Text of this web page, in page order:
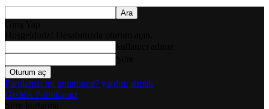
Parolanızı mı unuttunuz? yardım almak
Gizlilik Politikamız